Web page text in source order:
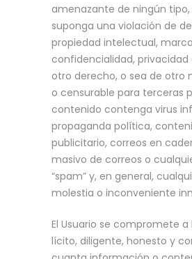
amenazante de ningún tipo,
suponga una violación de
propiedad intelectual,
confidencialidad, privacidad
otro derecho, o sea de otro
o censurable para terceras
contenido contenga virus
propaganda política,
publicitario, correos en
masivo de correos o
“spam” y, en general,
molestia o inconveniente
El Usuario se compromete
lícito, diligente, honesto y